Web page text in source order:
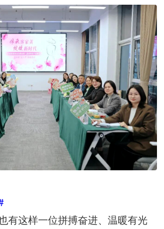
这样一位拼搏奋进、温暖有光